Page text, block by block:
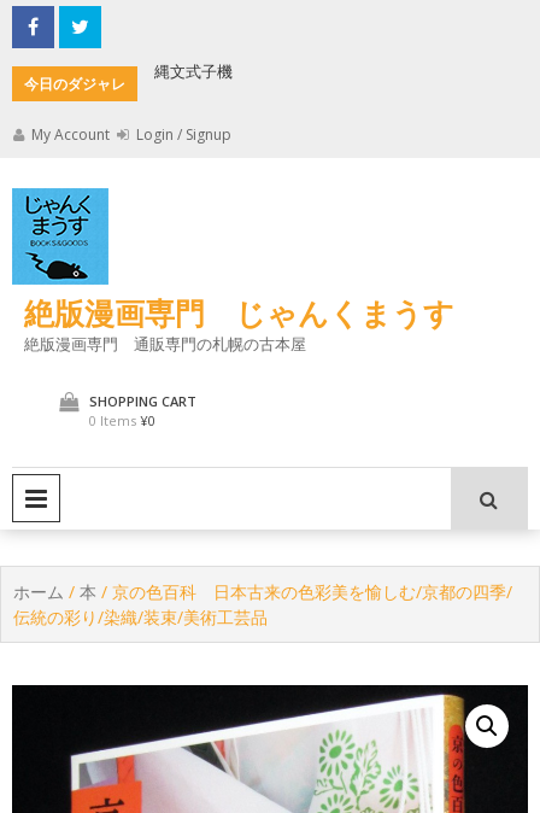
Skip
to
content
今日のダジャレ
縄文式子機
My Account Login / Signup
絶版漫画専門 じゃんくまうす
絶版漫画専門 通販専門の札幌の古本屋
SHOPPING CART
0 Items ¥0
ホーム / 本 / 京の色百科 日本古来の色彩美を愉しむ/京都の四季/
伝統の彩り/染織/装束/美術工芸品